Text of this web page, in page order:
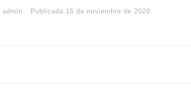
admin Publicada 16 de noviembre de 2020